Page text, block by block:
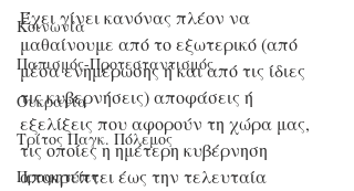
Κοινωνία
Παπισμός-Προτεσταντισμός
Ουκρανία
Τρίτος Παγκ. Πόλεμος
Προφητείες
Έχει γίνει κανόνας πλέον να
μαθαίνουμε από το εξωτερικό (από
μέσα ενημέρωσης ή και από τις ίδιες
τις κυβερνήσεις) αποφάσεις ή
εξελίξεις που αφορούν τη χώρα μας,
τις οποίες η ημέτερη κυβέρνηση
αποκρύπτει έως την τελευταία